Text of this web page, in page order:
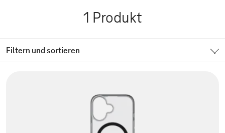
1 Produkt
Filtern und sortieren